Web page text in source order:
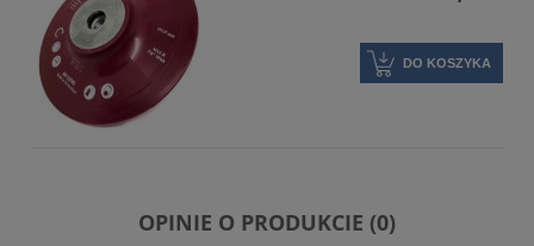
DO KOSZYKA
OPINIE O PRODUKCIE (0)